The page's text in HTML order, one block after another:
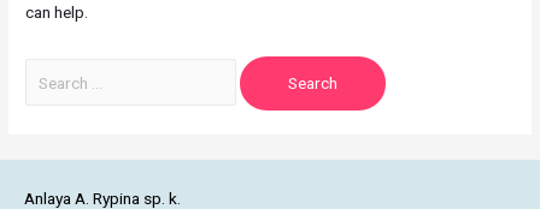
can help.
Anlaya A. Rypina sp. k.